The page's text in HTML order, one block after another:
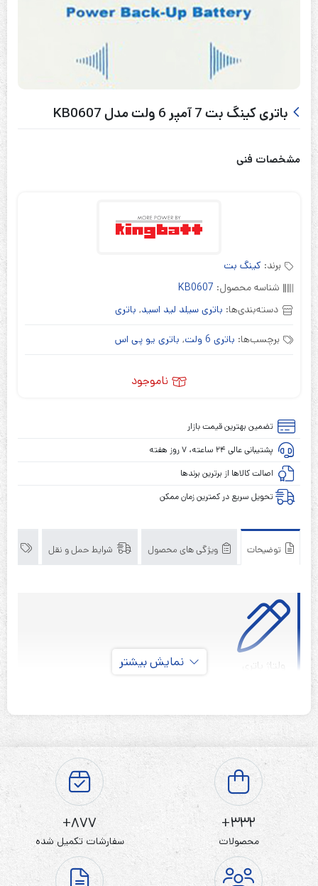
باتری کینگ بت 7 آمپر 6 ولت مدل KB0607
مشخصات فنی
برند: کینگ بت
شناسه محصول: KB0607
دسته‌بندی‌ها: باتری سیلد لید اسید, باتری
برچسب‌ها: باتری 6 ولت , باتری یو پی اس
ناموجود
تضمین بهترین قیمت بازار
پشتیبانی عالی ۲۴ ساعته، ۷ روز هفته
اصالت کالاها از برترین برندها
تحویل سریع در کمترین زمان ممکن
توضیحات ویژگی های محصول شرایط حمل و نقل
ولتاژ باتری ۶ ولت
نوع ترمینال
گارانتی
سال تولید ۲۰۲۲
باتری کینگ بت 7 آمپر 6 ولت یک باتری سیلد لید اسید است که
در انواع کاربردهای برقی استفاده می‌شوند. به خصوص در
نمایش بیشتر
332+
محصولات
877+
سفارشات تکمیل شده